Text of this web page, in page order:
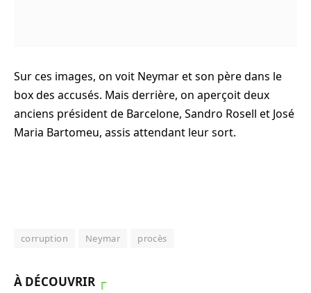
Sur ces images, on voit Neymar et son père dans le
box des accusés. Mais derrière, on aperçoit deux
anciens président de Barcelone, Sandro Rosell et José
Maria Bartomeu, assis attendant leur sort.
corruption Neymar procès
À DÉCOUVRIR ┌